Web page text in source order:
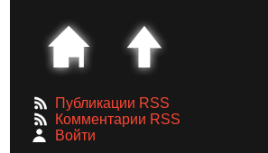
Публикации RSS
Комментарии RSS
Войти